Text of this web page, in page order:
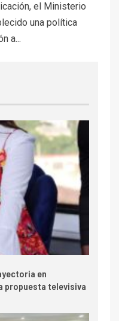
el Ministerio
una política
a...
en
propuesta televisiva